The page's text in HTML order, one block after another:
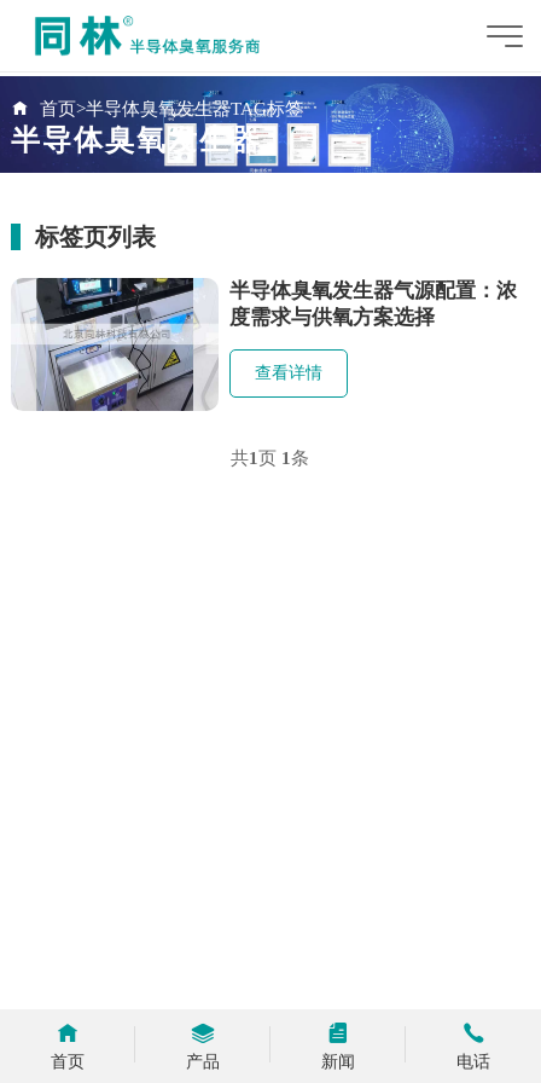
首页>半导体臭氧发生器TAG标签
半导体臭氧发生器
标签页列表
半导体臭氧发生器气源配置：浓
度需求与供氧方案选择
查看详情
共1页 1条
首页 产品 新闻 电话